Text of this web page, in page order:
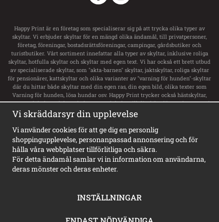
Happy Print är en företag som specialiserar sig på att trycka olika typer av
skyltar. Vi erbjuder skyltar för en mängd olika ändamål, till privatpersoner,
företag, föreningar, bostadsrättsföreningar, campingar, gårdsbutiker och
turistbutiker. Vårt sortiment innefattar alla typer av skyltar, inklusive roliga
skyltar, hotfulla skyltar och skyltar med egen text. Vi har också ett brett utbud
av specialiserade skyltar, som "akta-barnen" skyltar, jaktskyltar, roliga skyltar
för pensionärer, kattskyltar och olika varianter av "varning för hunden"-skyltar
där du hittar både skyltar med din egen ras, din egen bild, olika texter som
Varning för hunden, lösa hundar osv. Happy Print trycker också hästskyltar,
transportdekaler och boxsskyltar samt dekaler till ditt hästsläp med namn och
svensk flagga. Vi har ett stort utbud av skyltar för privata tomt, privat område,
privat väg och privat gård. För företag erbjuder de alla typer av skyltar,
inklusive vägvisningsskyltar, laddskyltar för elbilar, personligt utformade
skyltar och olika typer av informationsskyltar. Happy Print har dessutom
Sveriges största sortiment av privat brygga skyltar, badplatsskyltar,
hundbadskyltar och mycket mer. Våra skyltar finns i en mängd olika stilar,
inklusive varningsskyltar, vackra gammeldags skyltar i emaljstil och
personligt utformade skyltar.
Vi skräddarsyr din upplevelse
Vi använder cookies för att ge dig en personlig
shoppingupplevelse, personanpassad annonsering och för
hålla våra webbplatser tillförlitliga och säkra.
För detta ändamål samlar vi in information om användarna,
deras mönster och deras enheter.
INSTÄLLNINGAR